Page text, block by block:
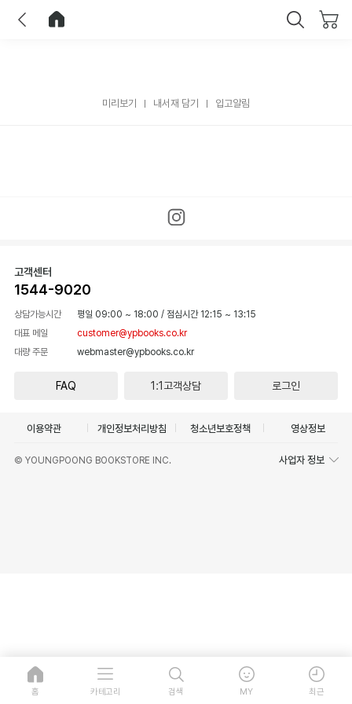
미리보기 내서재 담기 입고알림
고객센터
1544-9020
상담가능시간 평일 09:00 ~ 18:00 / 점심시간 12:15 ~ 13:15
대표 메일
customer@ypbooks.co.kr
대량 주문
webmaster@ypbooks.co.kr
FAQ 1:1고객상담 로그인
이용약관 개인정보처리방침 청소년보호정책 영상정보
© YOUNGPOONG BOOKSTORE INC. 사업자 정보
홈 카테고리 검색 MY 최근